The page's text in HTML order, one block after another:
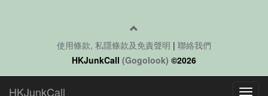
HKJunkCall
使用條款, 私隱條款及免責聲明 | 聯絡我們
HKJunkCall (Gogolook) ©2026